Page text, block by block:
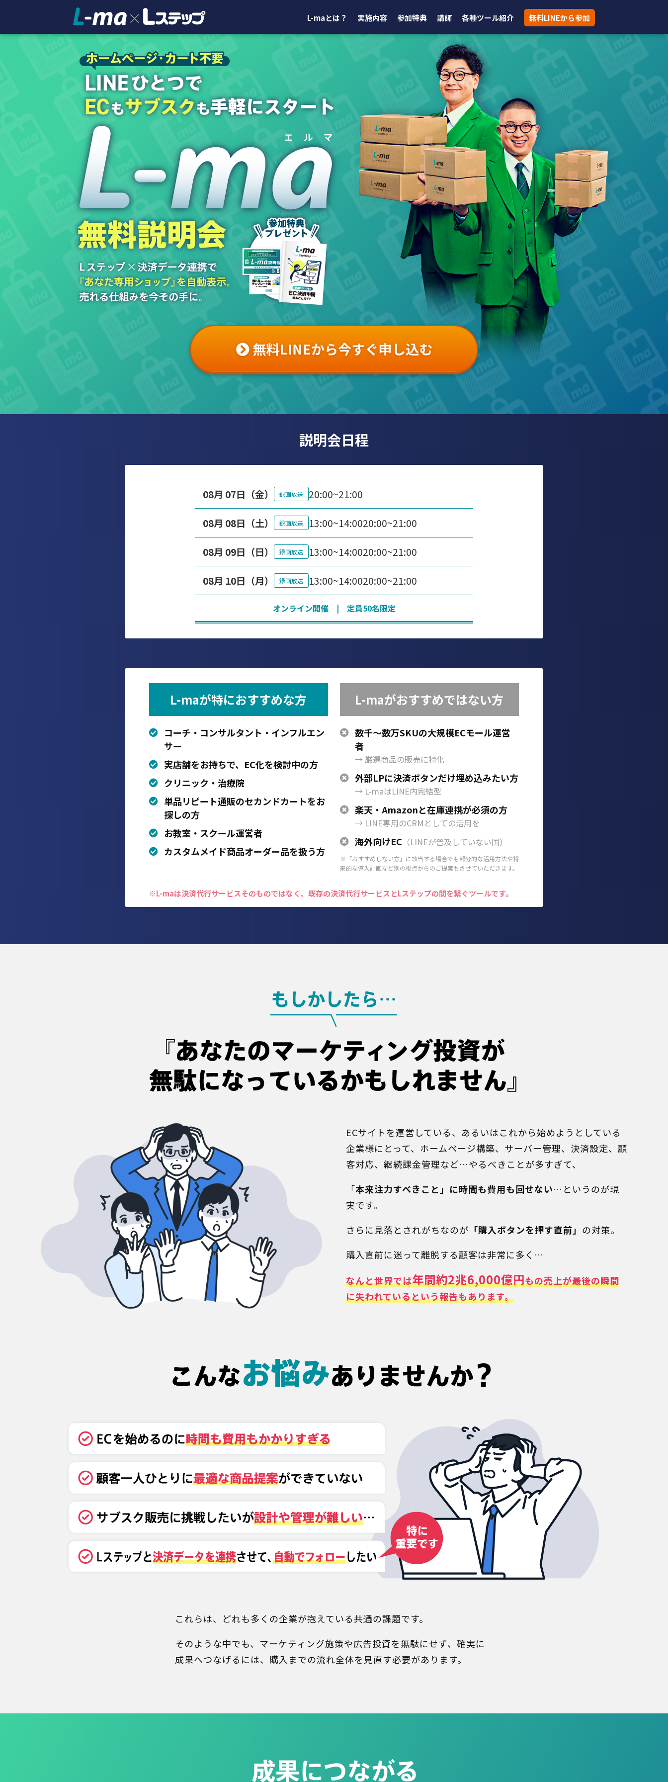
L-maとは？ 実施内容 参加特典 講師 各種ツール紹介 無料LINEから参加
無料LINEから今すぐ申し込む
説明会日程
08月 07日（金） 録画放送 20:00~21:00
08月 08日（土） 録画放送 13:00~14:0020:00~21:00
08月 09日（日） 録画放送 13:00~14:0020:00~21:00
08月 10日（月） 録画放送 13:00~14:0020:00~21:00
オンライン開催 | 定員50名限定
L-maが特におすすめな方
コーチ・コンサルタント・インフルエン
サー
実店舗をお持ちで、EC化を検討中の方
クリニック・治療院
単品リピート通販のセカンドカートをお
探しの方
お教室・スクール運営者
カスタムメイド商品オーダー品を扱う方
L-maがおすすめではない方
数千～数万SKUの大規模ECモール運営
者
→ 厳選商品の販売に特化
外部LPに決済ボタンだけ埋め込みたい方
→ L-maはLINE内完結型
楽天・Amazonと在庫連携が必須の方
→ LINE専用のCRMとしての活用を
海外向けEC（LINEが普及していない国）
※「おすすめしない方」に該当する場合でも部分的な活用方法や将
来的な導入計画など別の視点からのご提案もさせていただきます。
※L-maは決済代行サービスそのものではなく、既存の決済代行サービスとLステップの間を繋ぐツールです。
ECサイトを運営している、あるいはこれから始めようとしている
企業様にとって、ホームページ構築、サーバー管理、決済設定、顧
客対応、継続課金管理など…やるべきことが多すぎて、
「本来注力すべきこと」に時間も費用も回せない…というのが現
実です。
さらに見落とされがちなのが 「購入ボタンを押す直前」 の対策。
購入直前に迷って離脱する顧客は非常に多く…
なんと世界では年間約2兆6,000億円もの売上が最後の瞬間
に失われているという報告もあります。
これらは、どれも多くの企業が抱えている共通の課題です。
そのような中でも、マーケティング施策や広告投資を無駄にせず、確実に
成果へつなげるには、購入までの流れ全体を見直す必要があります。